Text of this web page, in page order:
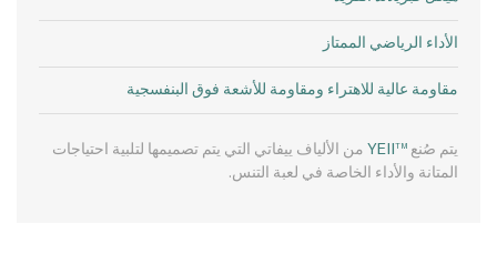
الأداء الرياضي الممتاز
مقاومة عالية للاهتراء ومقاومة للأشعة فوق البنفسجية
يتم صُنع YEIITM
من الألياف ييفاتي التي يتم تصميمها لتلبية احتياجات
المتانة والأداء الخاصة في لعبة التنس.